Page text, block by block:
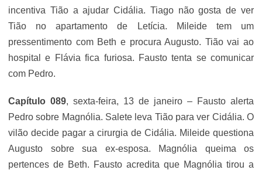
incentiva Tião a ajudar Cidália. Tiago não gosta de ver
Tião no apartamento de Letícia. Mileide tem um
pressentimento com Beth e procura Augusto. Tião vai ao
hospital e Flávia fica furiosa. Fausto tenta se comunicar
com Pedro.
Capítulo 089, sexta-feira, 13 de janeiro – Fausto alerta
Pedro sobre Magnólia. Salete leva Tião para ver Cidália. O
vilão decide pagar a cirurgia de Cidália. Mileide questiona
Augusto sobre sua ex-esposa. Magnólia queima os
pertences de Beth. Fausto acredita que Magnólia tirou a